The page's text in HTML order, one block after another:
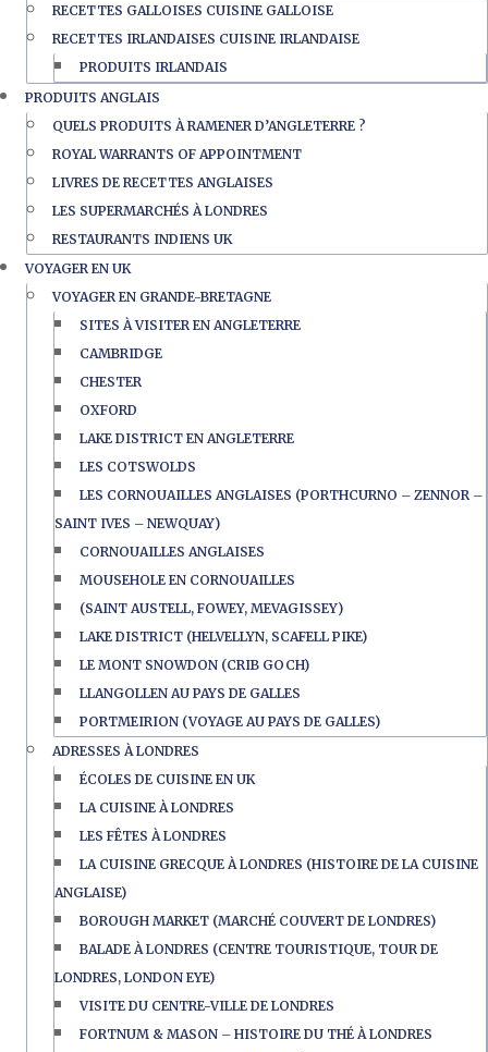
RECETTES GALLOISES CUISINE GALLOISE
RECETTES IRLANDAISES CUISINE IRLANDAISE
PRODUITS IRLANDAIS
PRODUITS ANGLAIS
QUELS PRODUITS À RAMENER D’ANGLETERRE ?
ROYAL WARRANTS OF APPOINTMENT
LIVRES DE RECETTES ANGLAISES
LES SUPERMARCHÉS À LONDRES
RESTAURANTS INDIENS UK
VOYAGER EN UK
VOYAGER EN GRANDE-BRETAGNE
SITES À VISITER EN ANGLETERRE
CAMBRIDGE
CHESTER
OXFORD
LAKE DISTRICT EN ANGLETERRE
LES COTSWOLDS
LES CORNOUAILLES ANGLAISES (PORTHCURNO – ZENNOR –
SAINT IVES – NEWQUAY)
CORNOUAILLES ANGLAISES
MOUSEHOLE EN CORNOUAILLES
(SAINT AUSTELL, FOWEY, MEVAGISSEY)
LAKE DISTRICT (HELVELLYN, SCAFELL PIKE)
LE MONT SNOWDON (CRIB GOCH)
LLANGOLLEN AU PAYS DE GALLES
PORTMEIRION (VOYAGE AU PAYS DE GALLES)
ADRESSES À LONDRES
ÉCOLES DE CUISINE EN UK
LA CUISINE À LONDRES
LES FÊTES À LONDRES
LA CUISINE GRECQUE À LONDRES (HISTOIRE DE LA CUISINE
ANGLAISE)
BOROUGH MARKET (MARCHÉ COUVERT DE LONDRES)
BALADE À LONDRES (CENTRE TOURISTIQUE, TOUR DE
LONDRES, LONDON EYE)
VISITE DU CENTRE-VILLE DE LONDRES
FORTNUM & MASON – HISTOIRE DU THÉ À LONDRES